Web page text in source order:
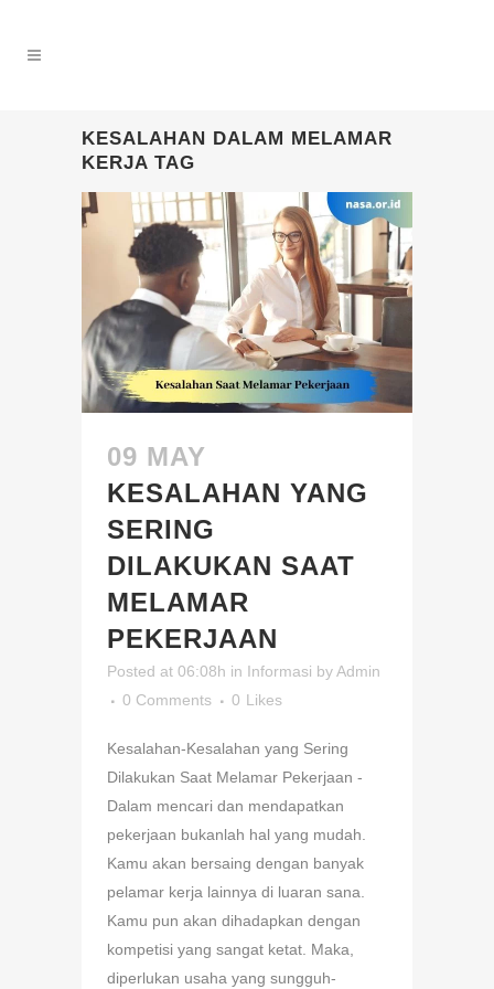
KESALAHAN DALAM MELAMAR
KERJA TAG
09 MAY
KESALAHAN YANG
SERING
DILAKUKAN SAAT
MELAMAR
PEKERJAAN
Posted at 06:08h in Informasi byAdmin
0 Comments
0 Likes
Kesalahan-Kesalahan yang Sering
Dilakukan Saat Melamar Pekerjaan -
Dalam mencari dan mendapatkan
pekerjaan bukanlah hal yang mudah.
Kamu akan bersaing dengan banyak
pelamar kerja lainnya di luaran sana.
Kamu pun akan dihadapkan dengan
kompetisi yang sangat ketat. Maka,
diperlukan usaha yang sungguh-